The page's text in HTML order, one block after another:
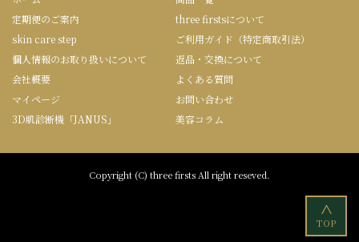
定期便のご案内
three firstsについて
skin care step
ご利用ガイド（特定商取引法）
個人情報のお取り扱いについて
返品・交換について
会社概要
よくある質問
マイページ
お問い合わせ
3D肌診断機「JANUS」
美容コラム
Copyright (C) three firsts All right reseved.
<
TOP